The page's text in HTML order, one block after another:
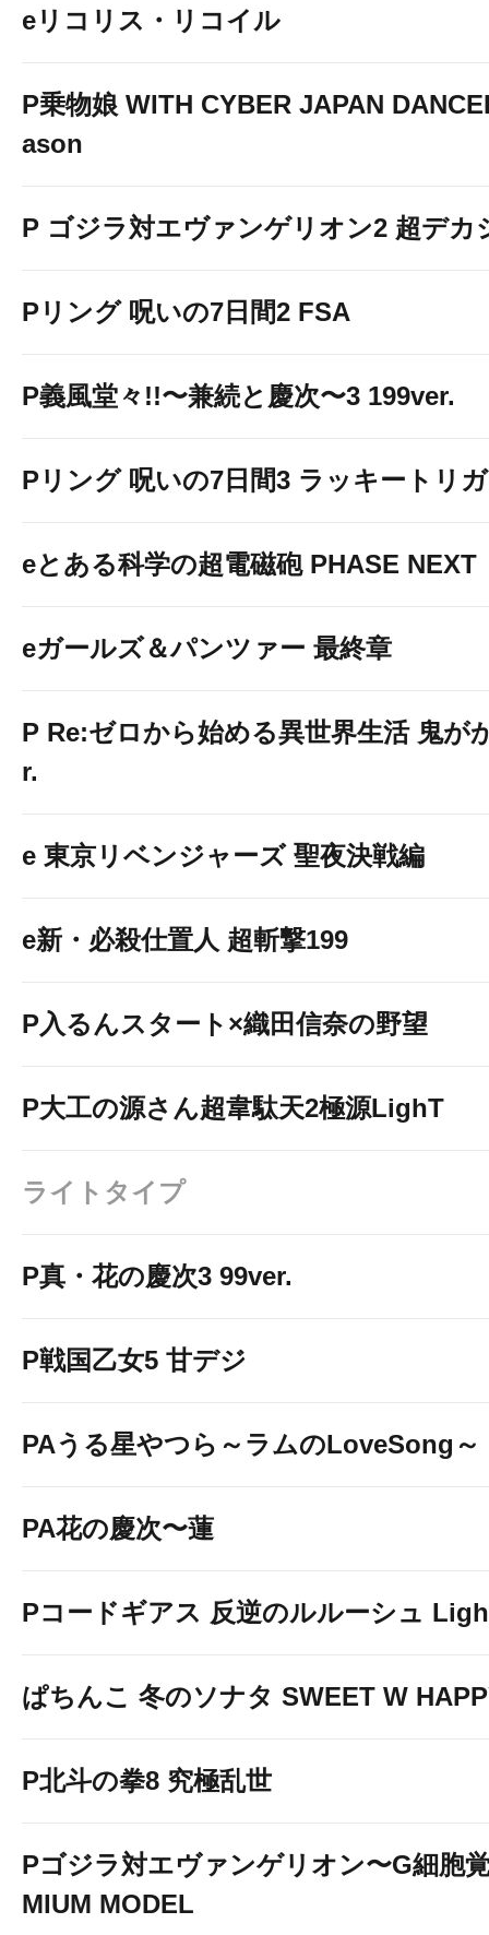
eリコリス・リコイル
P乗物娘 WITH CYBER JAPAN
ason
P ゴジラ対エヴァンゲリオン2 超デカ
Pリング 呪いの7日間2 FSA
P義風堂々!!〜兼続と慶次〜3 199ver.
Pリング 呪いの7日間3 ラッキートリ
eとある科学の超電磁砲 PHASE NEXT
eガールズ＆パンツァー 最終章
P Re:ゼロから始める異世界生活 鬼が
r.
e 東京リベンジャーズ 聖夜決戦編
e新・必殺仕置人 超斬撃199
P入るんスタート×織田信奈の野望
P大工の源さん超韋駄天2極源LighT
ライトタイプ
P真・花の慶次3 99ver.
P戦国乙女5 甘デジ
PAうる星やつら～ラムのLoveSong～
PA花の慶次〜蓮
Pコードギアス 反逆のルルーシュ
ぱちんこ 冬のソナタ SWEET W
P北斗の拳8 究極乱世
Pゴジラ対エヴァンゲリオン〜G細胞
MIUM MODEL